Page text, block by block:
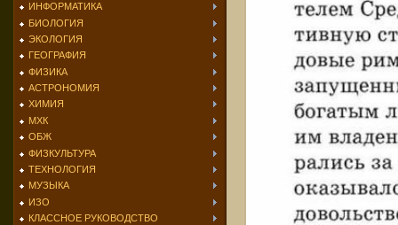
ИНФОРМАТИКА
БИОЛОГИЯ
ЭКОЛОГИЯ
ГЕОГРАФИЯ
ФИЗИКА
АСТРОНОМИЯ
ХИМИЯ
МХК
ОБЖ
ФИЗКУЛЬТУРА
ТЕХНОЛОГИЯ
МУЗЫКА
ИЗО
КЛАССНОЕ РУКОВОДСТВО